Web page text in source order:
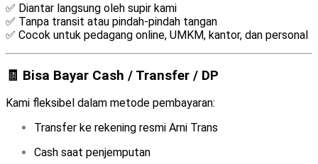
✅ Diantar langsung oleh supir kami
✅ Tanpa transit atau pindah-pindah tangan
✅ Cocok untuk pedagang online, UMKM, kantor, dan personal
🧾 Bisa Bayar Cash / Transfer / DP
Kami fleksibel dalam metode pembayaran:
Transfer ke rekening resmi Arni Trans
Cash saat penjemputan